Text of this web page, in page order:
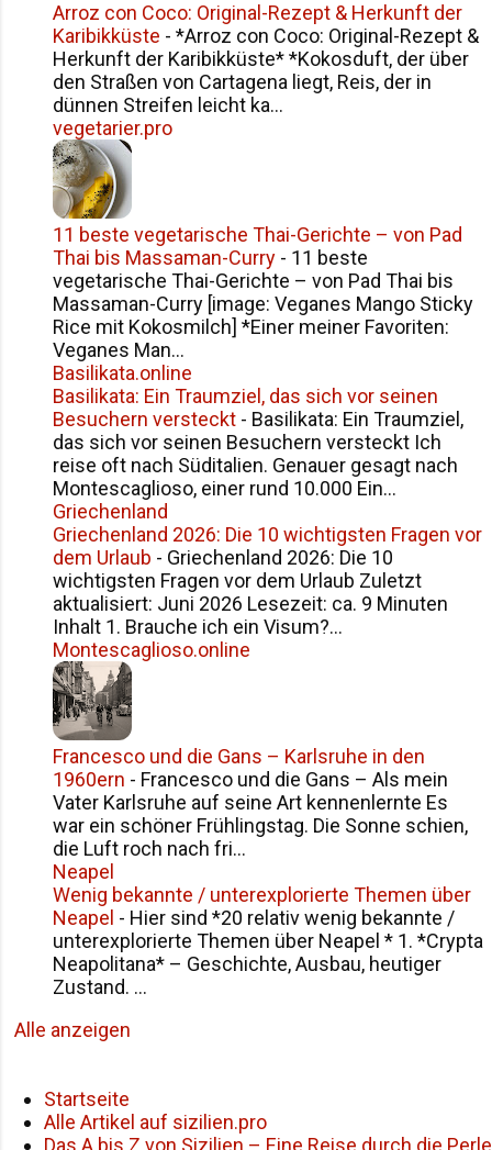
Arroz con Coco: Original-Rezept & Herkunft der
Karibikküste - *Arroz con Coco: Original-Rezept &
Herkunft der Karibikküste* *Kokosduft, der über
den Straßen von Cartagena liegt, Reis, der in
dünnen Streifen leicht ka...
vegetarier.pro
11 beste vegetarische Thai-Gerichte – von Pad
Thai bis Massaman-Curry - 11 beste
vegetarische Thai-Gerichte – von Pad Thai bis
Massaman-Curry [image: Veganes Mango Sticky
Rice mit Kokosmilch] *Einer meiner Favoriten:
Veganes Man...
Basilikata.online
Basilikata: Ein Traumziel, das sich vor seinen
Besuchern versteckt - Basilikata: Ein Traumziel,
das sich vor seinen Besuchern versteckt Ich
reise oft nach Süditalien. Genauer gesagt nach
Montescaglioso, einer rund 10.000 Ein...
Griechenland
Griechenland 2026: Die 10 wichtigsten Fragen vor
dem Urlaub - Griechenland 2026: Die 10
wichtigsten Fragen vor dem Urlaub Zuletzt
aktualisiert: Juni 2026 Lesezeit: ca. 9 Minuten
Inhalt 1. Brauche ich ein Visum?...
Montescaglioso.online
Francesco und die Gans – Karlsruhe in den
1960ern - Francesco und die Gans – Als mein
Vater Karlsruhe auf seine Art kennenlernte Es
war ein schöner Frühlingstag. Die Sonne schien,
die Luft roch nach fri...
Neapel
Wenig bekannte / unterexplorierte Themen über
Neapel - Hier sind *20 relativ wenig bekannte /
unterexplorierte Themen über Neapel * 1. *Crypta
Neapolitana* – Geschichte, Ausbau, heutiger
Zustand. ...
Alle anzeigen
Startseite
Alle Artikel auf sizilien.pro